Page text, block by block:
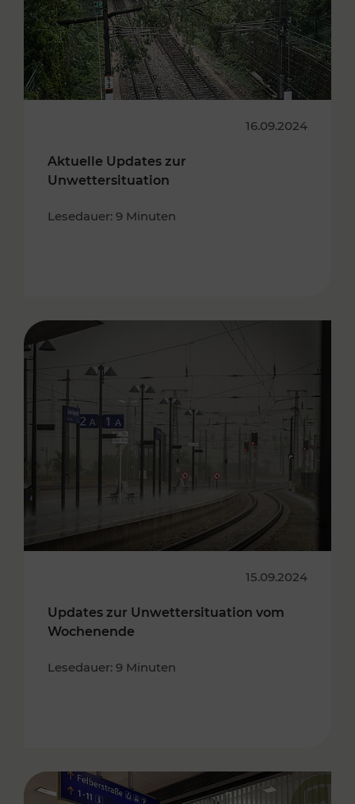
16.09.2024
Aktuelle Updates zur
Unwettersituation
Lesedauer: 9 Minuten
15.09.2024
Updates zur Unwettersituation vom
Wochenende
Lesedauer: 9 Minuten